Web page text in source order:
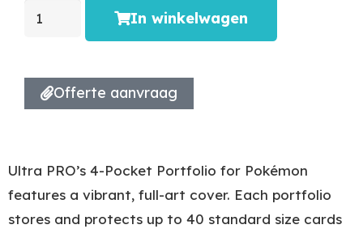
In winkelwagen
Offerte aanvraag
Ultra PRO’s 4-Pocket Portfolio for Pokémon
features a vibrant, full-art cover. Each portfolio
stores and protects up to 40 standard size cards